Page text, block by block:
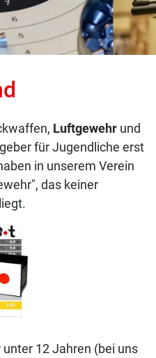
Luftgewehr und
für Jugendliche erst
in unserem Verein
das keiner
12 Jahren (bei uns